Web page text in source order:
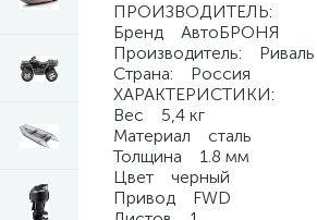
ПРОИЗВОДИТЕЛЬ:
Бренд АвтоБРОНЯ
Производитель: Риваль
Страна: Россия
ХАРАКТЕРИСТИКИ:
Вес 5,4 кг
Материал сталь
Толщина 1.8 мм
Цвет черный
Привод FWD